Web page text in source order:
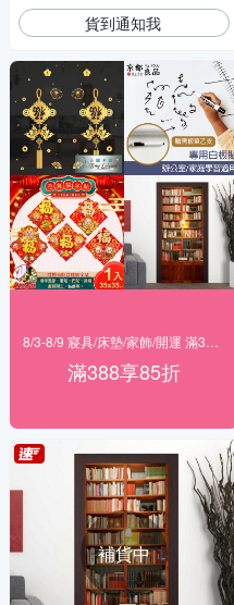
貨到通知我
滿388享85折
補貨中